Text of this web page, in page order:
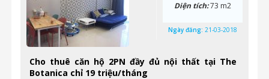
Cho thuê căn hộ 2PN đầy đủ nội thất tại The
Botanica chỉ 19 triệu/tháng
Diện tích:73 m2
Ngày đăng: 21-03-2018